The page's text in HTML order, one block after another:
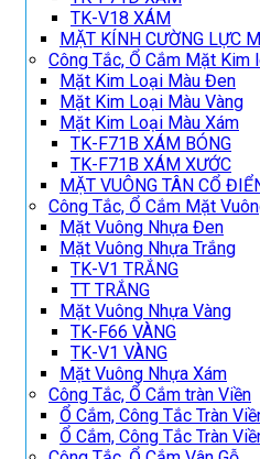
TK-V18 XÁM
MẶT KÍNH CƯỜNG LỰC
Công Tắc, Ổ Cắm Mặt Kim
Mặt Kim Loại Màu Đen
Mặt Kim Loại Màu Vàng
Mặt Kim Loại Màu Xám
TK-F71B XÁM BÓNG
TK-F71B XÁM XƯỚC
MẶT VUÔNG TÂN CỔ
Công Tắc, Ổ Cắm Mặt
Mặt Vuông Nhựa Đen
Mặt Vuông Nhựa Trắng
TK-V1 TRẮNG
TT TRẮNG
Mặt Vuông Nhựa Vàng
TK-F66 VÀNG
TK-V1 VÀNG
Mặt Vuông Nhựa Xám
Công Tắc, Ổ Cắm tràn Viền
Ổ Cắm, Công Tắc Tràn
Ổ Cắm, Công Tắc Tràn